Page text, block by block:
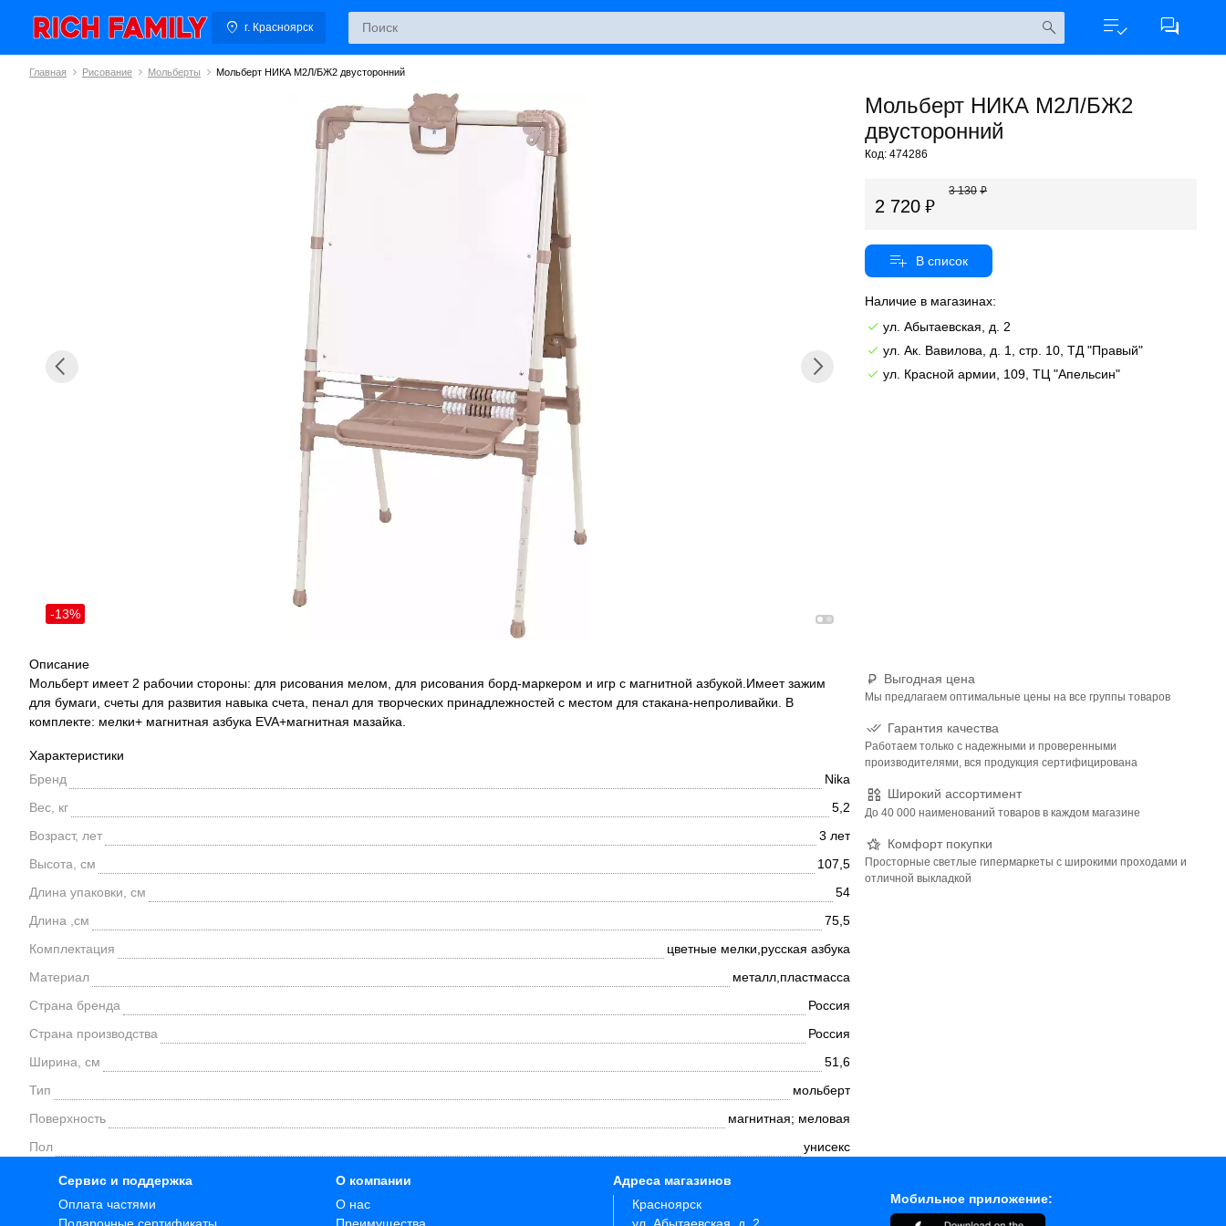
г. Красноярск
Главная Рисование Мольберты Мольберт НИКА М2Л/БЖ2 двусторонний
Мольберт НИКА М2Л/БЖ2
двусторонний
Код: 474286
-13%
2 720
3 130
Наличие в магазинах:
ул. Абытаевская, д. 2
ул. Ак. Вавилова, д. 1, стр. 10, ТД "Правый"
ул. Красной армии, 109, ТЦ "Апельсин"
Описание
Мольберт имеет 2 рабочии стороны: для рисования мелом, для рисования борд-маркером и игр с магнитной азбукой.Имеет зажим
для бумаги, счеты для развития навыка счета, пенал для творческих принадлежностей с местом для стакана-непроливайки. В
комплекте: мелки+ магнитная азбука EVA+магнитная мазайка.
Выгодная цена
Мы предлагаем оптимальные цены на все группы товаров
Гарантия качества
Работаем только с надежными и проверенными
производителями, вся продукция сертифицирована
Широкий ассортимент
До 40 000 наименований товаров в каждом магазине
Комфорт покупки
Просторные светлые гипермаркеты с широкими проходами и
отличной выкладкой
Характеристики
Бренд
Nika
Вес, кг
5,2
Возраст, лет
3 лет
Высота, см
107,5
Длина упаковки, см
54
Длина ,см
75,5
Комплектация
цветные мелки,русская азбука
Материал
металл,пластмасса
Страна бренда
Россия
Страна производства
Россия
Ширина, см
51,6
Тип
мольберт
Поверхность
магнитная; меловая
Пол
унисекс
Сервис и поддержка
Оплата частями
О компании
О нас
Адреса магазинов
Красноярск
Мобильное приложение: